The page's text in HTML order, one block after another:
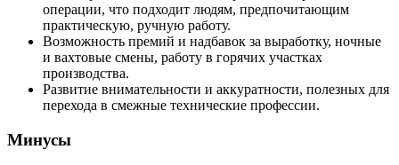
операции, что подходит людям, предпочитающим
практическую, ручную работу.
Возможность премий и надбавок за выработку, ночные
и вахтовые смены, работу в горячих участках
производства.
Развитие внимательности и аккуратности, полезных для
перехода в смежные технические профессии.
Минусы